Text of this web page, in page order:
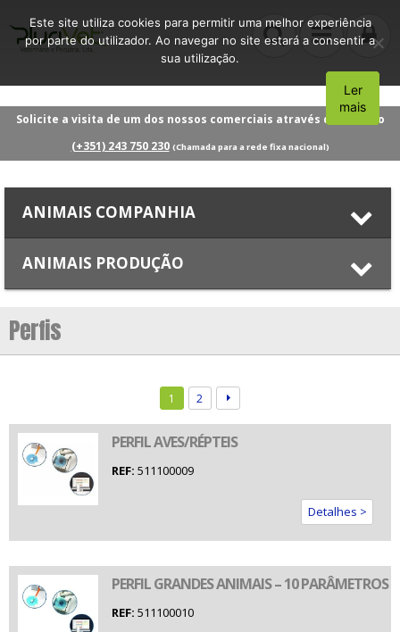
Solicite a visita de um dos nossos comerciais através do número
(+351) 243 750 230 (Chamada para a rede fixa nacional)
ANIMAIS COMPANHIA
ANIMAIS PRODUÇÃO
Perfis
1 2
PERFIL AVES/RÉPTEIS
REF: 511100009
Detalhes >
PERFIL GRANDES ANIMAIS – 10 PARÂMETROS
REF: 511100010
Este site utiliza cookies para permitir uma melhor experiência
por parte do utilizador. Ao navegar no site estará a consentir a
sua utilização.
Aceito
Ler
mais